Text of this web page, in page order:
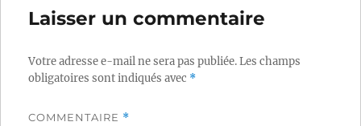
Laisser un commentaire
Votre adresse e-mail ne sera pas publiée.Les champs
obligatoires sont indiqués avec *
COMMENTAIRE *